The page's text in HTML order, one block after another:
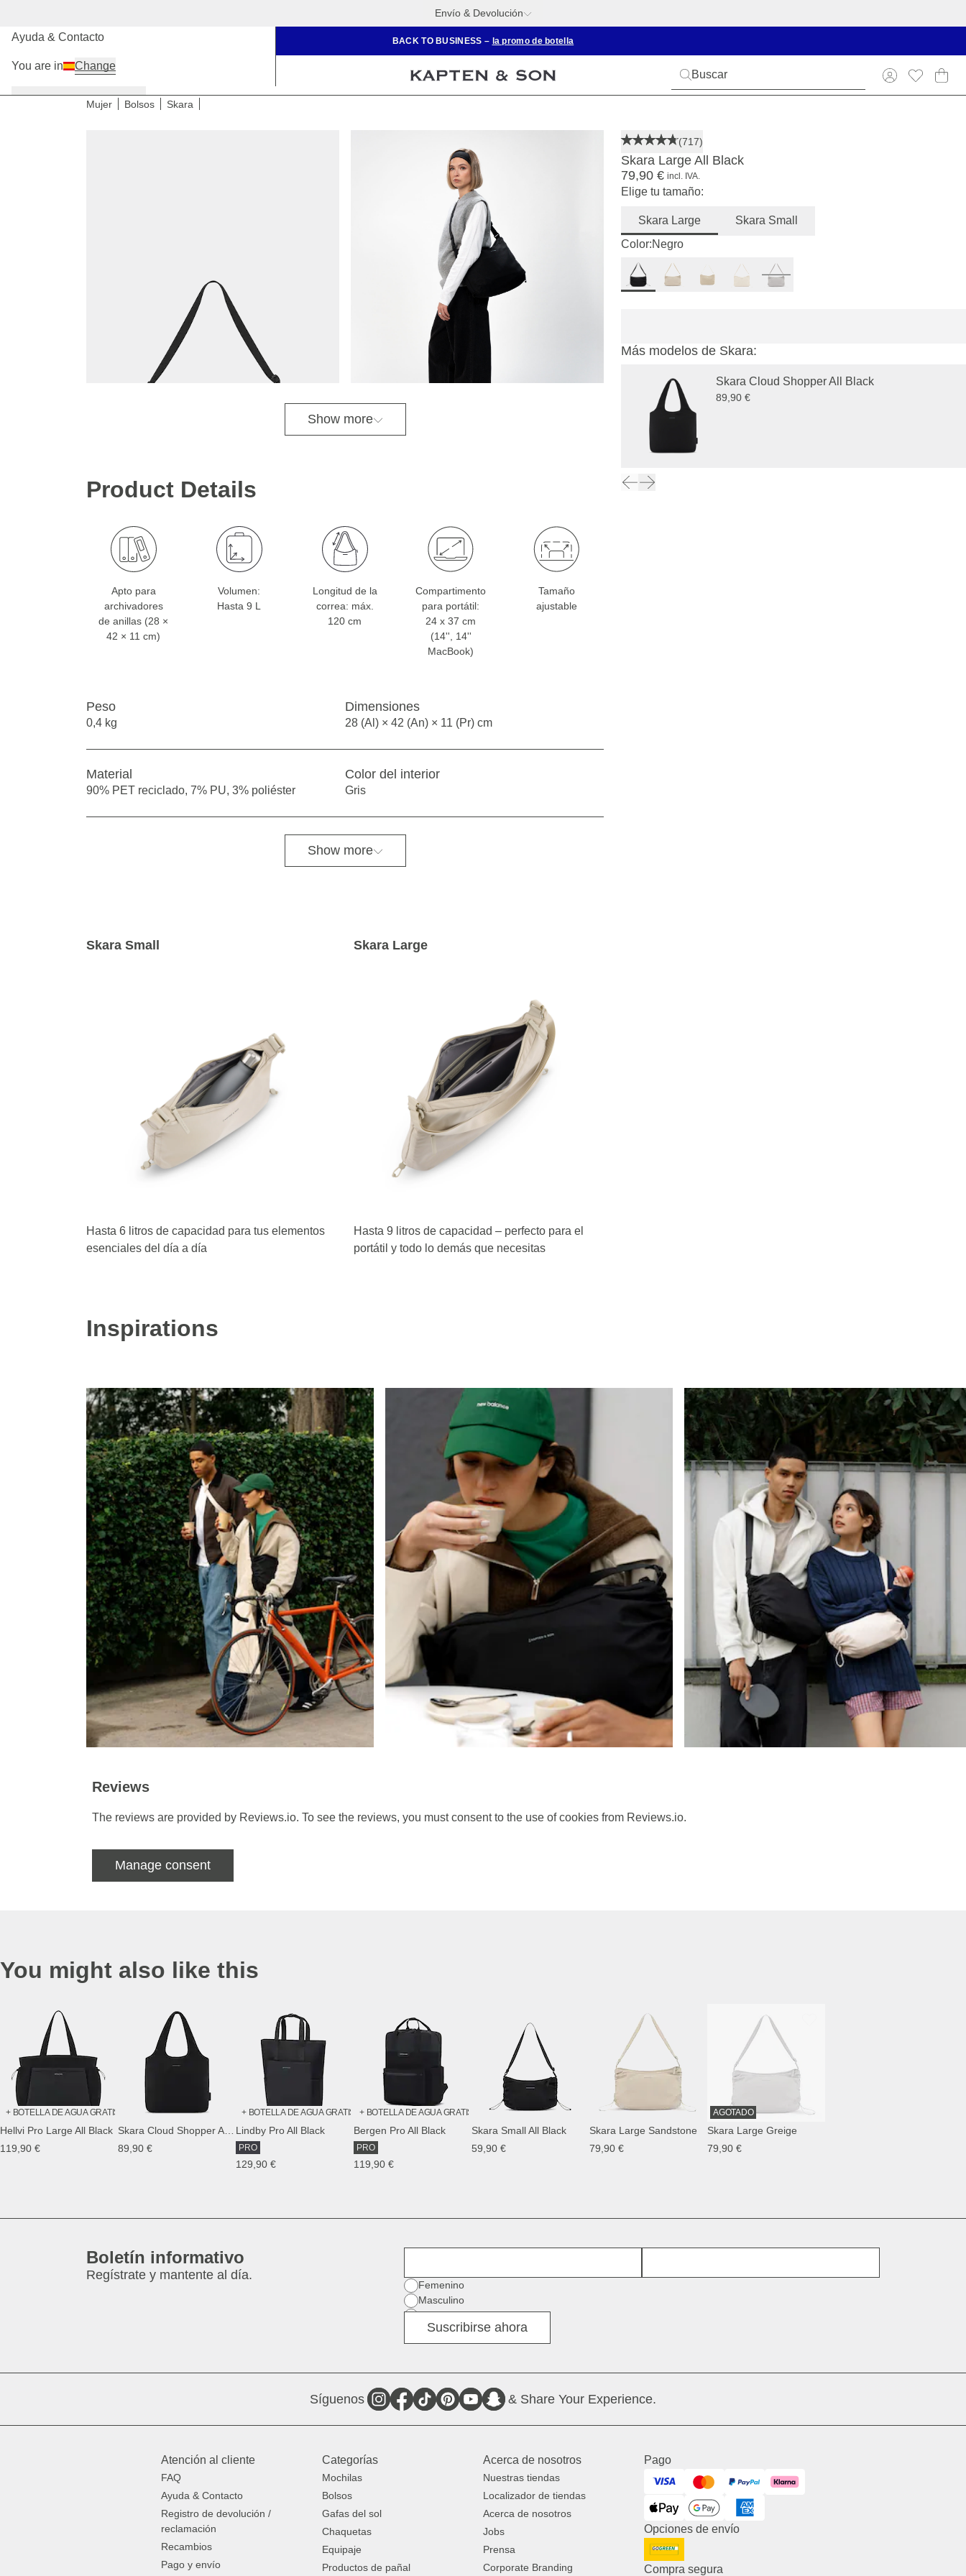
Envío & Devolución
BACK TO BUSINESS – la promo de botella
Hombre Niños
Ayuda & Contacto
You are in Change
Mujer Bolsos Skara
Show more
(717)
Skara Large All Black
79,90 € incl. IVA.
Elige tu tamaño:
Skara Large
Skara Small
Color:Negro
Más modelos de Skara:
Skara Cloud Shopper All Black
89,90 €
Product Details
Apto para
archivadores
de anillas (28 ×
42 × 11 cm)
Volumen:
Hasta 9 L
Longitud de la
correa: máx.
120 cm
Compartimento
para portátil:
24 x 37 cm
(14'', 14''
MacBook)
Tamaño
ajustable
Peso
0,4 kg
Dimensiones
28 (Al) × 42 (An) × 11 (Pr) cm
Material
90% PET reciclado, 7% PU, 3% poliéster
Color del interior
Gris
Show more
Skara Small Skara Large
Hasta 6 litros de capacidad para tus elementos
esenciales del día a día
Hasta 9 litros de capacidad – perfecto para el
portátil y todo lo demás que necesitas
Inspirations
Reviews
The reviews are provided by Reviews.io. To see the reviews, you must consent to the use of cookies from Reviews.io.
Manage consent
You might also like this
+ BOTELLA DE AGUA GRATIS
Hellvi Pro Large All Black
119,90 €
Skara Cloud Shopper All Black
89,90 €
+ BOTELLA DE AGUA GRATIS
Lindby Pro All Black
PRO
129,90 €
+ BOTELLA DE AGUA GRATIS
Bergen Pro All Black
PRO
119,90 €
Skara Small All Black
59,90 €
Skara Large Sandstone
79,90 €
AGOTADO
Skara Large Greige
79,90 €
Boletín informativo
Regístrate y mantente al día.
Género
Femenino
Masculino
Diverso
Suscribirse ahora
Síguenos & Share Your Experience.
Atención al cliente
FAQ
Ayuda & Contacto
Registro de devolución /
reclamación
Recambios
Pago y envío
Categorías
Mochilas
Bolsos
Gafas del sol
Chaquetas
Equipaje
Productos de pañal
Acerca de nosotros
Nuestras tiendas
Localizador de tiendas
Acerca de nosotros
Jobs
Prensa
Corporate Branding
Pago
Visa MastercardPayPal Klarna
ApplePay GooglePayAmerican Express
Opciones de envío
DHL GoGreen
Compra segura